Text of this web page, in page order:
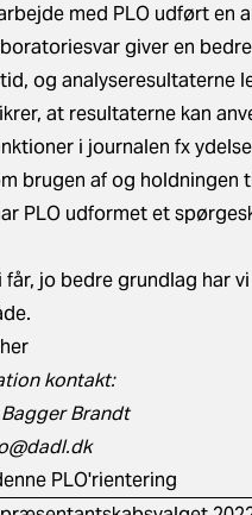
med PLO udført en
giver en
og analyseresultaterne
at resultaterne kan
i journalen fx
brugen af og holdningen
PLO udformet et
jo bedre grundlag har
kontakt:
Brandt
PLO'rientering